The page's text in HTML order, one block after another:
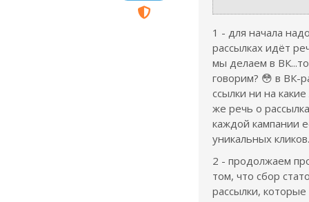
1 - для начала
рассылках идёт
мы делаем в
говорим? 😳 в ВК-
ссылки ни на
же речь о
каждой кампании
уникальных кликов.
2 - продолжаем
том, что сбор
рассылки,